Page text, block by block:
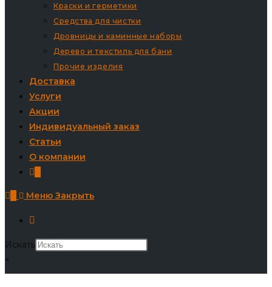
Краски и герметики
Средства для чистки
Дровницы и каминные наборы
Дерево и текстиль для бани
Прочие изделия
Доставка
Услуги
Акции
Индивидуальный заказ
Статьи
О компании
Меню Закрыть
Искать
×